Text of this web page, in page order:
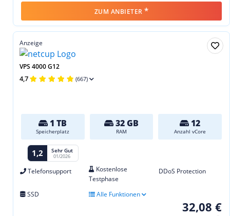
ZUM ANBIETER *
Anzeige
VPS 4000 G12
4,7 (667)
1 TB
Speicherplatz
32 GB
RAM
12
Anzahl vCore
1,2 Sehr Gut
01/2026
Telefonsupport
Kostenlose
Testphase
DDoS Protection
SSD Alle Funktionen
32,08 €